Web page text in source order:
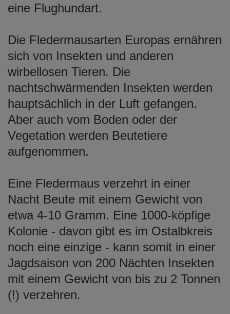
eine Flughundart.
Die Fledermausarten Europas ernähren
sich von Insekten und anderen
wirbellosen Tieren. Die
nachtschwärmenden Insekten werden
hauptsächlich in der Luft gefangen.
Aber auch vom Boden oder der
Vegetation werden Beutetiere
aufgenommen.
Eine Fledermaus verzehrt in einer
Nacht Beute mit einem Gewicht von
etwa 4-10 Gramm. Eine 1000-köpfige
Kolonie - davon gibt es im Ostalbkreis
noch eine einzige - kann somit in einer
Jagdsaison von 200 Nächten Insekten
mit einem Gewicht von bis zu 2 Tonnen
(!) verzehren.